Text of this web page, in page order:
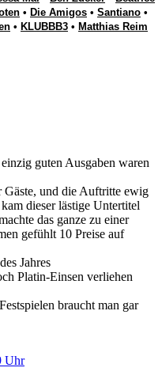
• Die Amigos • Santiano •
• KLUBBB3 • Matthias Reim
guten Ausgaben waren
Gäste, und die Auftritte ewig
dieser lästige Untertitel
das ganze zu einer
gefühlt 10 Preise auf
Jahres
Platin-Einsen verliehen
braucht man gar
Uhr